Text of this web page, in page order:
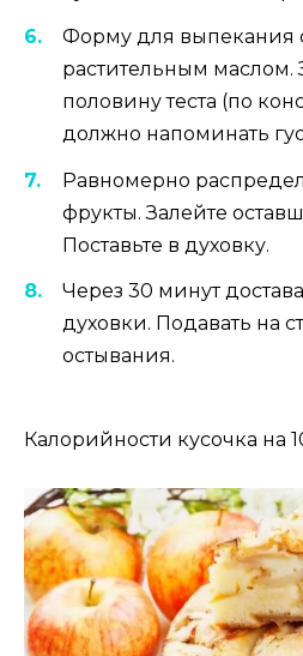
Форму для выпекания
растительным маслом.
половину теста (по
должно напоминать
Равномерно
фрукты. Залейте
Поставьте в духовку.
Через 30 минут
духовки. Подавать на
остывания.
Калорийности кусочка на